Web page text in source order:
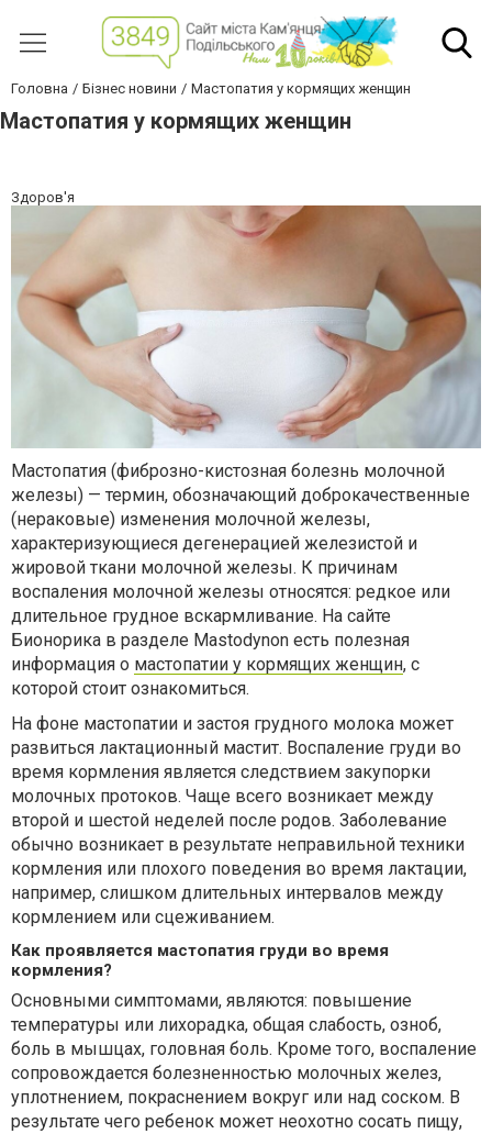
Головна Бізнес новини Мастопатия у кормящих женщин
Мастопатия у кормящих женщин
Здоров'я
Мастопатия (фиброзно-кистозная болезнь молочной
железы) — термин, обозначающий доброкачественные
(нераковые) изменения молочной железы,
характеризующиеся дегенерацией железистой и
жировой ткани молочной железы. К причинам
воспаления молочной железы относятся: редкое или
длительное грудное вскармливание. На сайте
Бионорика в разделе Mastodynon есть полезная
информация о мастопатии у кормящих женщин, с
которой стоит ознакомиться.
На фоне мастопатии и застоя грудного молока может
развиться лактационный мастит. Воспаление груди во
время кормления является следствием закупорки
молочных протоков. Чаще всего возникает между
второй и шестой неделей после родов. Заболевание
обычно возникает в результате неправильной техники
кормления или плохого поведения во время лактации,
например, слишком длительных интервалов между
кормлением или сцеживанием.
Как проявляется мастопатия груди во время
кормления?
Основными симптомами, являются: повышение
температуры или лихорадка, общая слабость, озноб,
боль в мышцах, головная боль. Кроме того, воспаление
сопровождается болезненностью молочных желез,
уплотнением, покраснением вокруг или над соском. В
результате чего ребенок может неохотно сосать пищу,